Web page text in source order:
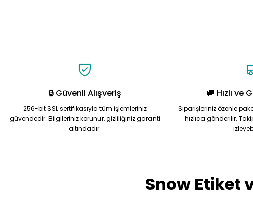
Bu ürüne benzer farklı alternatifler olmalı.
🔒 Güvenli Alışveriş
256-bit SSL sertifikasıyla tüm işlemleriniz
güvendedir. Bilgileriniz korunur, gizliliğiniz garanti
altındadır.
🚚 Hızlı ve
Siparişleriniz özenle
hızlıca gönderilir.
Snow Etiket